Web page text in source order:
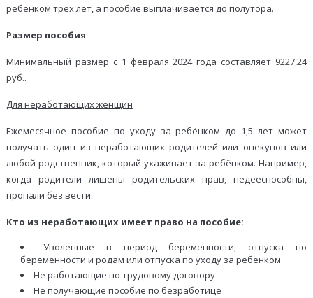
ребенком трех лет, а пособие выплачивается до полутора.
Размер пособия
Минимальный размер с 1 февраля 2024 года составляет 9227,24
руб..
Для неработающих женщин
Ежемесячное пособие по уходу за ребёнком до 1,5 лет может
получать один из неработающих родителей или опекунов или
любой родственник, который ухаживает за ребёнком. Например,
когда родители лишены родительских прав, недееспособны,
пропали без вести.
Кто из неработающих имеет право на пособие:
Уволенные в период беременности, отпуска по
беременности и родам или отпуска по уходу за ребёнком
Не работающие по трудовому договору
Не получающие пособие по безработице